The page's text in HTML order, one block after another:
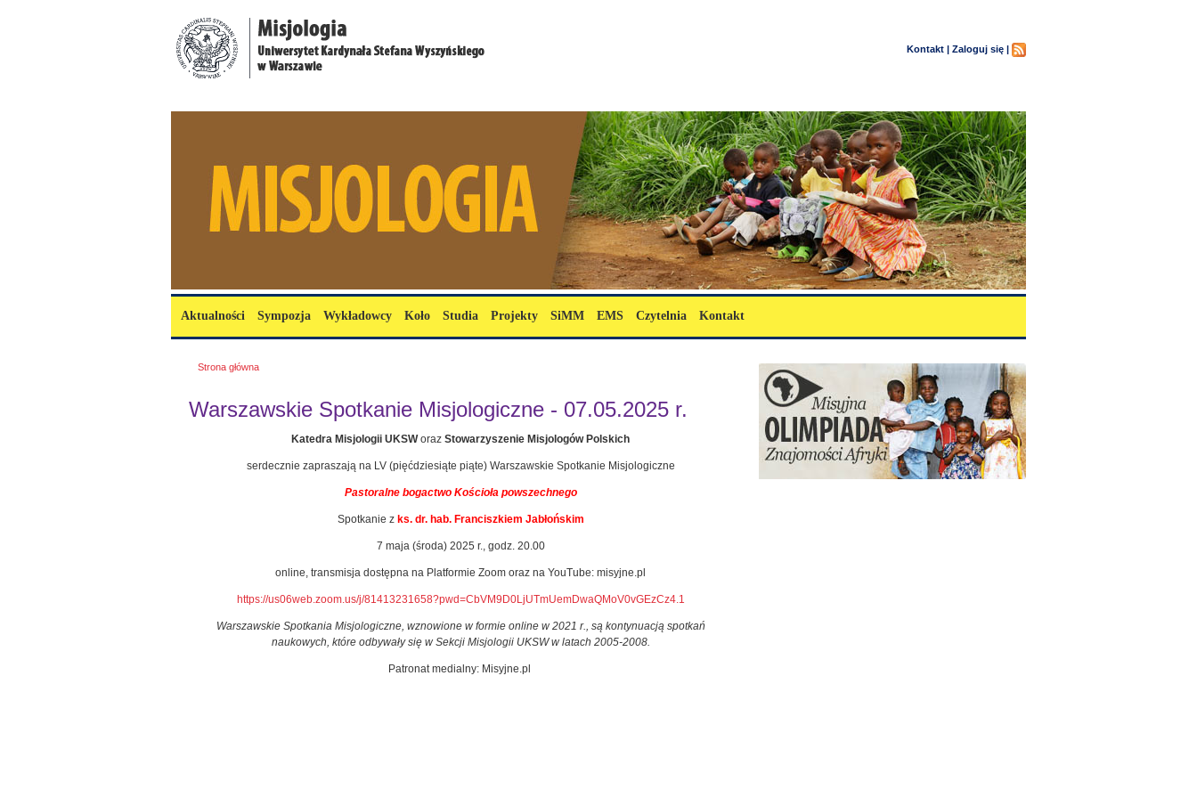
Kontakt | Zaloguj się |
Menu główne
Aktualności Sympozja Wykładowcy Koło Studia Projekty SiMM EMS Czytelnia Kontakt
Jesteś tutaj
Strona główna
Warszawskie Spotkanie Misjologiczne - 07.05.2025 r.
Katedra Misjologii UKSWoraz Stowarzyszenie Misjologów Polskich
serdecznie zapraszają na LV (pięćdziesiąte piąte) Warszawskie Spotkanie Misjologiczne
Pastoralne bogactwo Kościoła powszechnego
Spotkanie z ks. dr. hab. Franciszkiem Jabłońskim
7 maja (środa) 2025 r., godz. 20.00
online, transmisja dostępna na Platformie Zoom oraz na YouTube: misyjne.pl
https://us06web.zoom.us/j/81413231658?pwd=CbVM9D0LjUTmUemDwaQMoV0vGEzCz4.1
Warszawskie Spotkania Misjologiczne, wznowione w formie online w 2021 r., są kontynuacją spotkań
naukowych, które odbywały się w Sekcji Misjologii UKSW w latach 2005-2008.
Patronat medialny: Misyjne.pl